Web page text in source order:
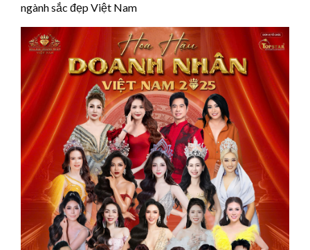
ngành sắc đẹp Việt Nam